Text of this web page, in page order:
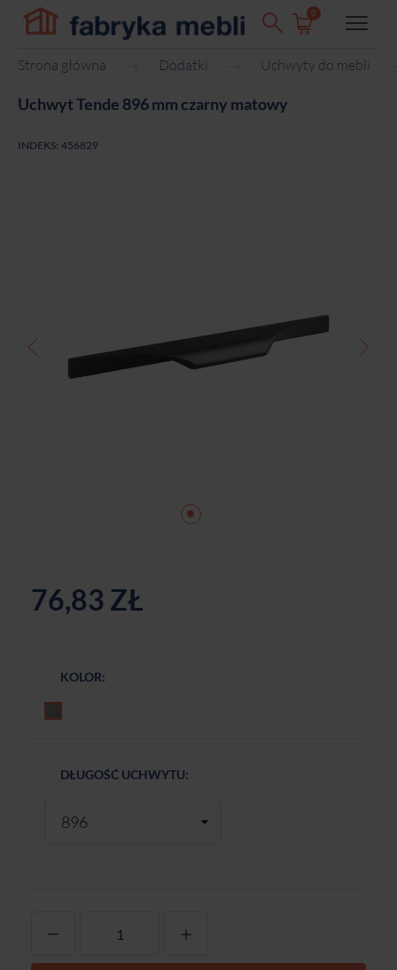
0
Strona główna Dodatki Uchwyty do mebli
Uchwyt Tende 896 mm czarny matowy
INDEKS: 456829
76,83 ZŁ
KOLOR:
DŁUGOŚĆ UCHWYTU: